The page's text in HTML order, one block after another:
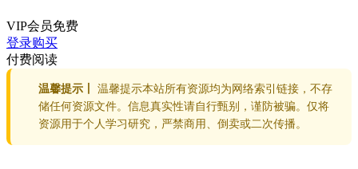
VIP会员免费
登录购买
付费阅读
温馨提示丨
温馨提示本站所有资源均为网络索引链接，不存
储任何资源文件。信息真实性请自行甄别，谨防被骗。仅将
资源用于个人学习研究，严禁商用、倒卖或二次传播。